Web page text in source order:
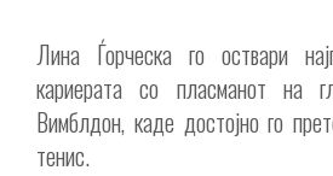
Лина Ѓорческа го оствари
кариерата со пласманот на
Вимблдон, каде достојно го
тенис.